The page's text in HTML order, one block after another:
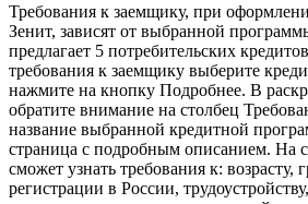
Требования к заемщику, при
Зенит, зависят от выбранной
предлагает 5 потребительских
требования к заемщику выберите
нажмите на кнопку Подробнее. В
обратите внимание на столбец
название выбранной кредитной
страница с подробным описанием. На
сможет узнать требования к: возрасту,
регистрации в России,